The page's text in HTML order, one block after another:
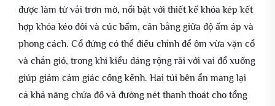
được làm từ vải trơn mờ, nổi bật với thiết kế khóa kép kết
hợp khóa kéo đôi và cúc bấm, cân bằng giữa độ ấm áp và
phong cách. Cổ đứng có thể điều chỉnh để ôm vừa vặn cổ
và chắn gió, trong khi kiểu dáng rộng rãi với vai đổ xuống
giúp giảm cảm giác cồng kềnh. Hai túi bên ẩn mang lại
cả khả năng chứa đồ và đường nét thanh thoát cho tổng